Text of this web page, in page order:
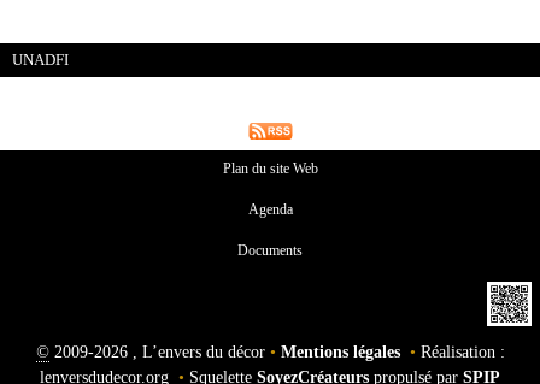
UNADFI
Plan du site Web
Agenda
Documents
©2009-2026 , L’envers du décor • Mentions légales • Réalisation :
lenversdudecor.org • Squelette SoyezCréateurs propulsé par SPIP